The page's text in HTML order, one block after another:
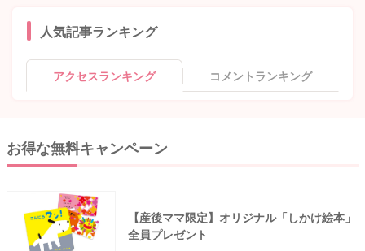
人気記事ランキング
アクセスランキング コメントランキング
お得な無料キャンペーン
【産後ママ限定】オリジナル「しかけ絵本」
全員プレゼント